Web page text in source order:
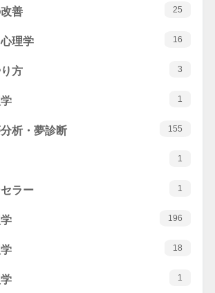
善 25
理学 16
方 3
1
析・夢診断 155
1
ラー 1
196
18
1